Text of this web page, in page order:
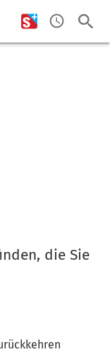
die Sie